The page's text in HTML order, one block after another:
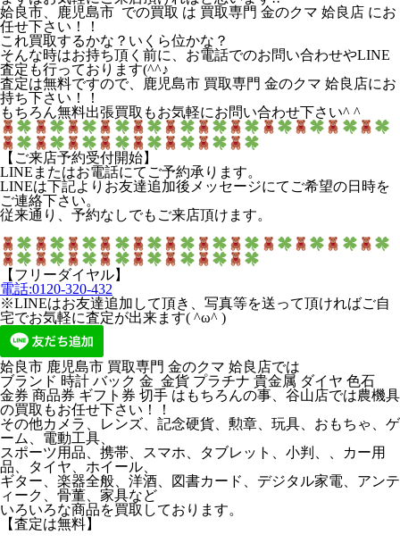
姶良市、鹿児島市 での買取 は 買取専門 金のクマ 姶良店 にお
任せ下さい！！
これ買取するかな？いくら位かな？
そんな時はお持ち頂く前に、お電話でのお問い合わせやLINE
査定も行っております(^^♪
査定は無料ですので、鹿児島市 買取専門 金のクマ 姶良店にお
持ち下さい！！
もちろん無料出張買取もお気軽にお問い合わせ下さい^ ^
【ご来店予約受付開始】
LINEまたはお電話にてご予約承ります。
LINEは下記よりお友達追加後メッセージにてご希望の日時を
ご連絡下さい。
従来通り、予約なしでもご来店頂けます。
【フリーダイヤル】
電話:0120-320-432
※LINEはお友達追加して頂き、写真等を送って頂ければご自
宅でお気軽に査定が出来ます( ^ω^ )
姶良市 鹿児島市 買取専門 金のクマ 姶良店では
ブランド 時計 バック 金 金貨 プラチナ 貴金属 ダイヤ 色石
金券 商品券 ギフト券 切手 はもちろんの事、谷山店では農機具
の買取もお任せ下さい！！
その他カメラ、レンズ、記念硬貨、勲章、玩具、おもちゃ、ゲ
ーム、電動工具、
スポーツ用品、携帯、スマホ、タブレット、小判、、カー用
品、タイヤ、ホイール、
ギター、楽器全般、洋酒、図書カード、デジタル家電、アンテ
ィーク、骨董、家具など
いろいろな商品を買取しております。
【査定は無料】